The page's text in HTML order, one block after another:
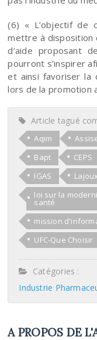
(6) « L’objectif de
mettre à disposition
d’aide proposant
pourront s’inspirer
et ainsi favoriser la
lors de la promotion
Article tagué
Aqim
Bapt
CEPS
IGAS
Lajoux
loi sur la
santé
mission
UFC-Que Choisir
Catégories :
Industrie
A PROPOS DE